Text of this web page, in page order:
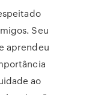
Seu
aprendeu
ao